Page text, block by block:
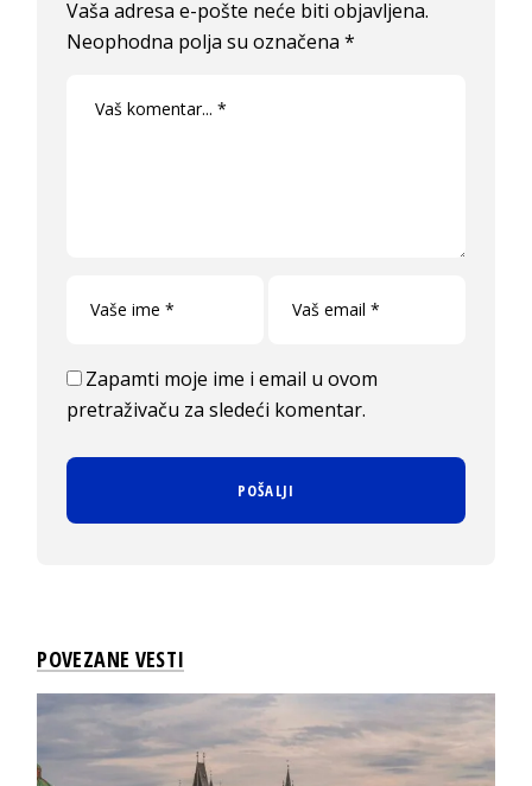
Vaša adresa e-pošte neće biti objavljena.
Neophodna polja su označena*
Zapamti moje ime i email u ovom
pretraživaču za sledeći komentar.
POVEZANE VESTI